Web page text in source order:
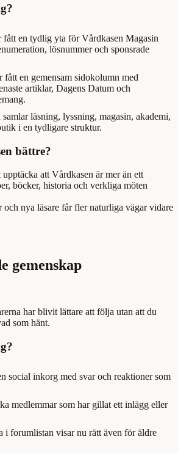
fått en tydlig yta för Vårdkasen Magasin
lösnummer och sponsrade
fått en gemensam sidokolumn med
artiklar, Dagens Datum och
läsning, lyssning, magasin, akademi,
i en tydligare struktur.
bättre?
att Vårdkasen är mer än ett
böcker, historia och verkliga möten
och nya läsare får fler naturliga vägar vidare
gemenskap
har blivit lättare att följa utan att du
som hänt.
social inkorg med svar och reaktioner som
medlemmar som har gillat ett inlägg eller
i forumlistan visar nu rätt även för äldre